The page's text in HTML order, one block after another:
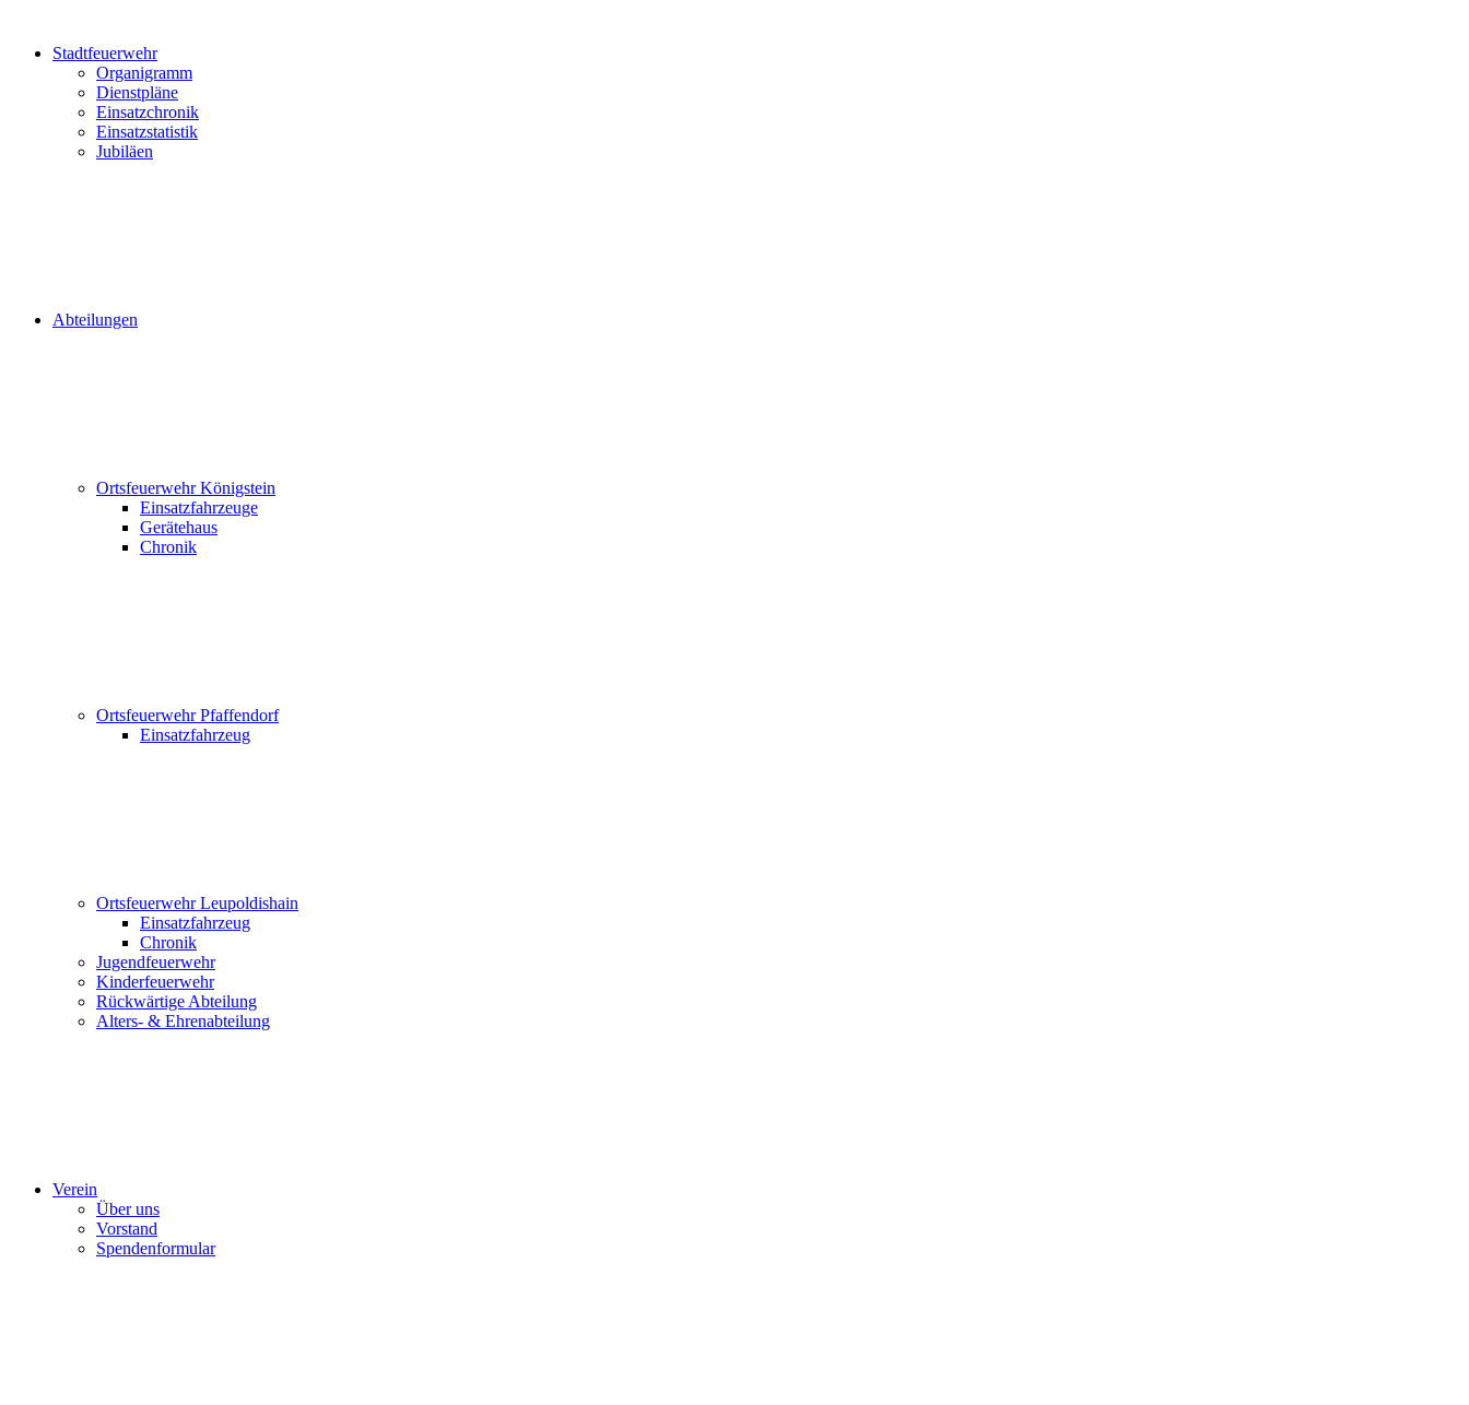
Stadtfeuerwehr
Organigramm
Dienstpläne
Einsatzchronik
Einsatzstatistik
Jubiläen
Abteilungen
Ortsfeuerwehr Königstein
Einsatzfahrzeuge
Gerätehaus
Chronik
Ortsfeuerwehr Pfaffendorf
Einsatzfahrzeug
Ortsfeuerwehr Leupoldishain
Einsatzfahrzeug
Chronik
Jugendfeuerwehr
Kinderfeuerwehr
Rückwärtige Abteilung
Alters- & Ehrenabteilung
Verein
Über uns
Vorstand
Spendenformular